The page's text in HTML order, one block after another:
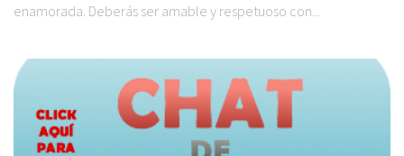
enamorada. Deberás ser amable y respetuoso con...